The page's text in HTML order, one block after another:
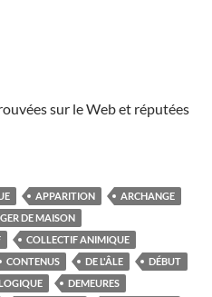
sur le Web et réputées
APPARITION
ARCHANGE
DE MAISON
COLLECTIF ANIMIQUE
CONTENUS DE L'ÂLE
DÉBUT
DEMEURES